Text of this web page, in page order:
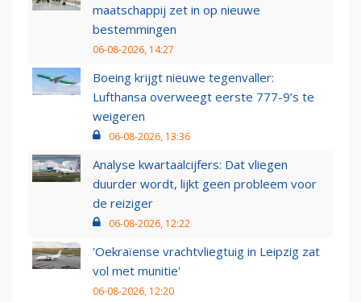
maatschappij zet in op nieuwe
bestemmingen
06-08-2026, 14:27
Boeing krijgt nieuwe tegenvaller:
Lufthansa overweegt eerste 777-9’s te
weigeren
06-08-2026, 13:36
Analyse kwartaalcijfers: Dat vliegen
duurder wordt, lijkt geen probleem voor
de reiziger
06-08-2026, 12:22
'Oekraïense vrachtvliegtuig in Leipzig zat
vol met munitie'
06-08-2026, 12:20